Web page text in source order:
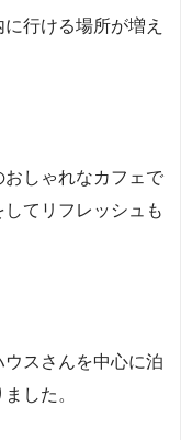
行ける場所が増え
しゃれなカフェで
てリフレッシュも
スさんを中心に泊
した。